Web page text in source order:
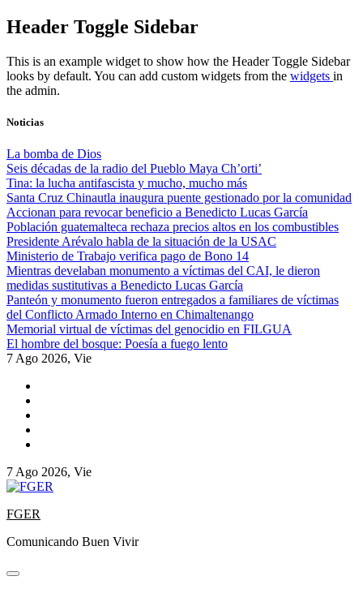
Skip
to
Header Toggle Sidebar
This is an example widget to show how the Header Toggle Sidebar
looks by default. You can add custom widgets from the widgets in
the admin.
Noticias
La bomba de Dios
Seis décadas de la radio del Pueblo Maya Ch’orti’
Tina: la lucha antifascista y mucho, mucho más
Santa Cruz Chinautla inaugura puente gestionado por la comunidad
Accionan para revocar beneficio a Benedicto Lucas García
Población guatemalteca rechaza precios altos en los combustibles
Presidente Arévalo habla de la situación de la USAC
Ministerio de Trabajo verifica pago de Bono 14
Mientras develaban monumento a víctimas del CAI, le dieron
medidas sustitutivas a Benedicto Lucas García
Panteón y monumento fueron entregados a familiares de víctimas
del Conflicto Armado Interno en Chimaltenango
Memorial virtual de víctimas del genocidio en FILGUA
El hombre del bosque: Poesía a fuego lento
7 Ago 2026, Vie
7 Ago 2026, Vie
FGER
Comunicando Buen Vivir